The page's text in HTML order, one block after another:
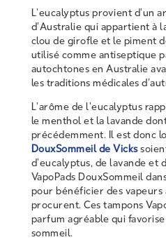
L’eucalyptus provient d’un
d’Australie qui appartient à
clou de girofle et le piment
utilisé comme antiseptique
autochtones en Australie
les traditions médicales
L’arôme de l’eucalyptus
le menthol et la lavande
précédemment. Il est donc
DouxSommeil de Vicks
d’eucalyptus, de lavande et
VapoPads DouxSommeil
pour bénéficier des vapeurs
procurent. Ces tampons
parfum agréable qui
sommeil.